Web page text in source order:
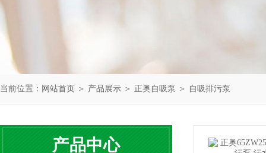
当前位置： 网站首页 ＞ 产品展示 ＞ 正奥自吸泵 ＞ 自吸排污泵
产品中心